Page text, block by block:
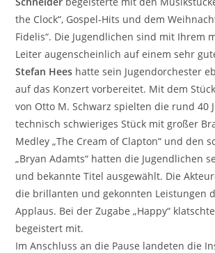
the Clock“, Gospel-Hits und dem
Fidelis“. Die Jugendlichen sind mit Ihrem
Leiter augenscheinlich auf einem sehr
Stefan Hees hatte sein Jugendorchester
auf das Konzert vorbereitet. Mit dem
von Otto M. Schwarz spielten die rund 40
technisch schwieriges Stück mit großer
Medley „The Cream of Clapton“ und den
„Bryan Adamts“ hatten die Jugendlichen
und bekannte Titel ausgewählt. Die
die brillanten und gekonnten Leistungen
Applaus. Bei der Zugabe „Happy“
begeistert mit.
Im Anschluss an die Pause landeten die